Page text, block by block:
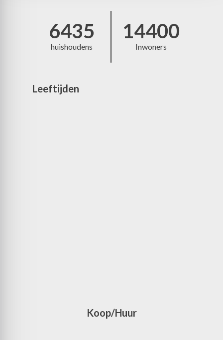
6435
huishoudens
14400
Inwoners
Leeftijden
Koop/Huur